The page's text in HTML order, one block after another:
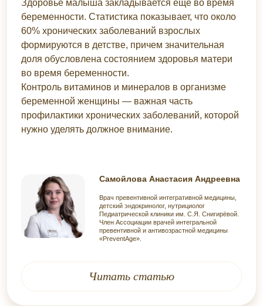
Самойлова Анастасия Андреевна
Врач превентивной интегративной медицины,
детский эндокринолог, нутрициолог
Педиатрической клиники им. С.Я. Снигирёвой.
Член Ассоциации врачей интегральной
превентивной и антивозрастной медицины
«PreventAge».
Читать статью
Здоровье малыша закладывается еще во время
беременности. Статистика показывает, что около
60% хронических заболеваний взрослых
формируются в детстве, причем значительная
доля обусловлена состоянием здоровья матери
во время беременности.
Контроль витаминов и минералов в организме
беременной женщины — важная часть
профилактики хронических заболеваний, которой
нужно уделять должное внимание.